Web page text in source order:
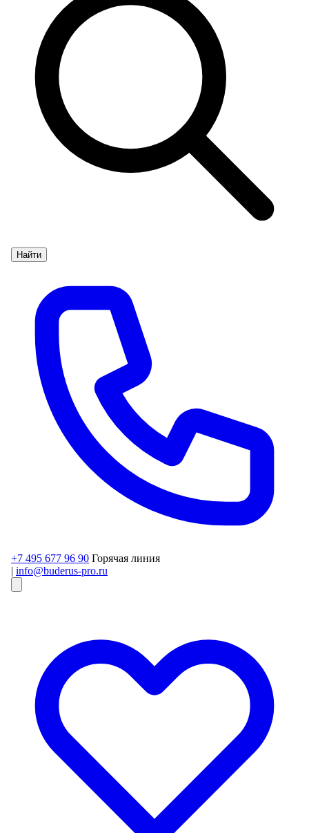
Найти
+7 495 677 96 90 Горячая линия
| info@buderus-pro.ru